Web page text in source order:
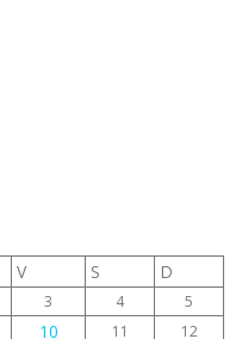
V S D
3 4
5
10 11
12